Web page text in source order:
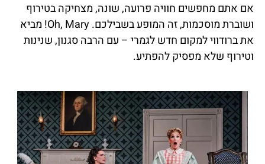
אם אתם מחפשים חוויה פרועה, שונה, מצחיקה בטירוף
ושוברת מוסכמות, זה המופע בשבילכם. Oh, Mary! מביא
את ברודווי למקום חדש לגמרי – עם הרבה סגנון, שנינות
וטירוף שלא מפסיק להפתיע.